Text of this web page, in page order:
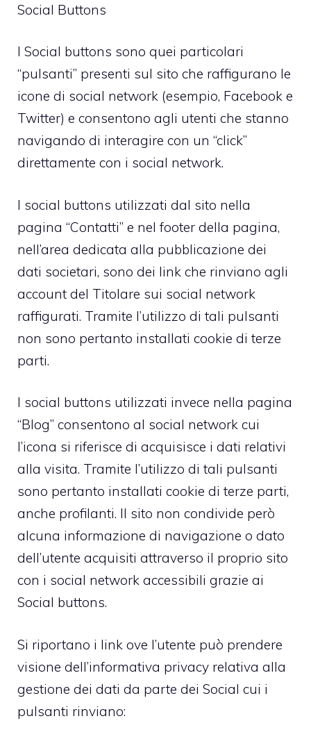
Social Buttons
I Social buttons sono quei particolari
“pulsanti” presenti sul sito che raffigurano le
icone di social network (esempio, Facebook e
Twitter) e consentono agli utenti che stanno
navigando di interagire con un “click”
direttamente con i social network.
I social buttons utilizzati dal sito nella
pagina “Contatti” e nel footer della pagina,
nell’area dedicata alla pubblicazione dei
dati societari, sono dei link che rinviano agli
account del Titolare sui social network
raffigurati. Tramite l’utilizzo di tali pulsanti
non sono pertanto installati cookie di terze
parti.
I social buttons utilizzati invece nella pagina
“Blog” consentono al social network cui
l’icona si riferisce di acquisisce i dati relativi
alla visita. Tramite l’utilizzo di tali pulsanti
sono pertanto installati cookie di terze parti,
anche profilanti. Il sito non condivide però
alcuna informazione di navigazione o dato
dell’utente acquisiti attraverso il proprio sito
con i social network accessibili grazie ai
Social buttons.
Si riportano i link ove l’utente può prendere
visione dell’informativa privacy relativa alla
gestione dei dati da parte dei Social cui i
pulsanti rinviano: